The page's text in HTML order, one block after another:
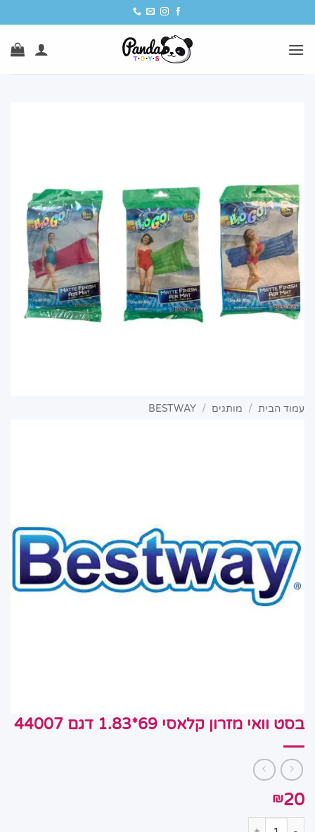
to
content
עמוד הבית / מותגים /
BESTWAY
בסט וואי מזרון קלאסי 69*1.83 דגם 44007
₪20
כמות של בסט וואי מזרון קלאסי 69*1.83 דגם 44007